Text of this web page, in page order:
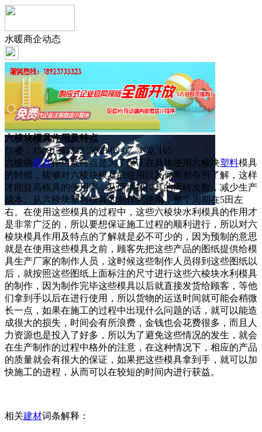
水暖商企动态
六棱块模具作用及特点
作者：15081244222 2023-09-07 浏览:165
六棱块模具作用及特点是为了保证在具体使用六棱块塑料模具
的时候，能够对六棱块模具的使用以及保养都有所了解，这样
才能提高模具的使用率，从而增加模具的周砖次数，减少生产
成本。从六棱块塑料模具的制作到使用，整个周期在5田左
右。在使用这些模具的过程中，这些六棱块水利模具的作用才
是非常广泛的，所以要想保证施工过程的顺利进行，所以对六
棱块模具作用及特点的了解就是必不可少的，因为预制的意思
就是在使用这些模具之前，顾客先把这些产品的图纸提供给模
具生产厂家的制作人员，这时候这些制作人员得到这些图纸以
后，就按照这些图纸上面标注的尺寸进行这些六棱块水利模具
的制作，因为制作完毕这些模具以后就直接发货给顾客，等他
们拿到手以后在进行使用，所以货物的运送时间就可能会稍微
长一点，如果在施工的过程中出现什么问题的话，就可以能造
成很大的损失，时间会有所浪费，金钱也会花费很多，而且人
力资源也是投入了好多，所以为了避免这些情况的发生，就会
在生产制作的过程中格外的注意，在这种情况下，相应的产品
的质量就会有很大的保证，如果把这些模具拿到手，就可以加
快施工的进程，从而可以在较短的时间内进行获益。
相关建材词条解释：